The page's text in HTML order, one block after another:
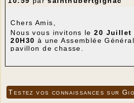
Chers Amis,
Nous vous invitons le20 Juillet
20H30 à une Assemblée
pavillon de chasse.
Vote de la charte en
Vote du nouveau bureau
Testez vos connaissances sur